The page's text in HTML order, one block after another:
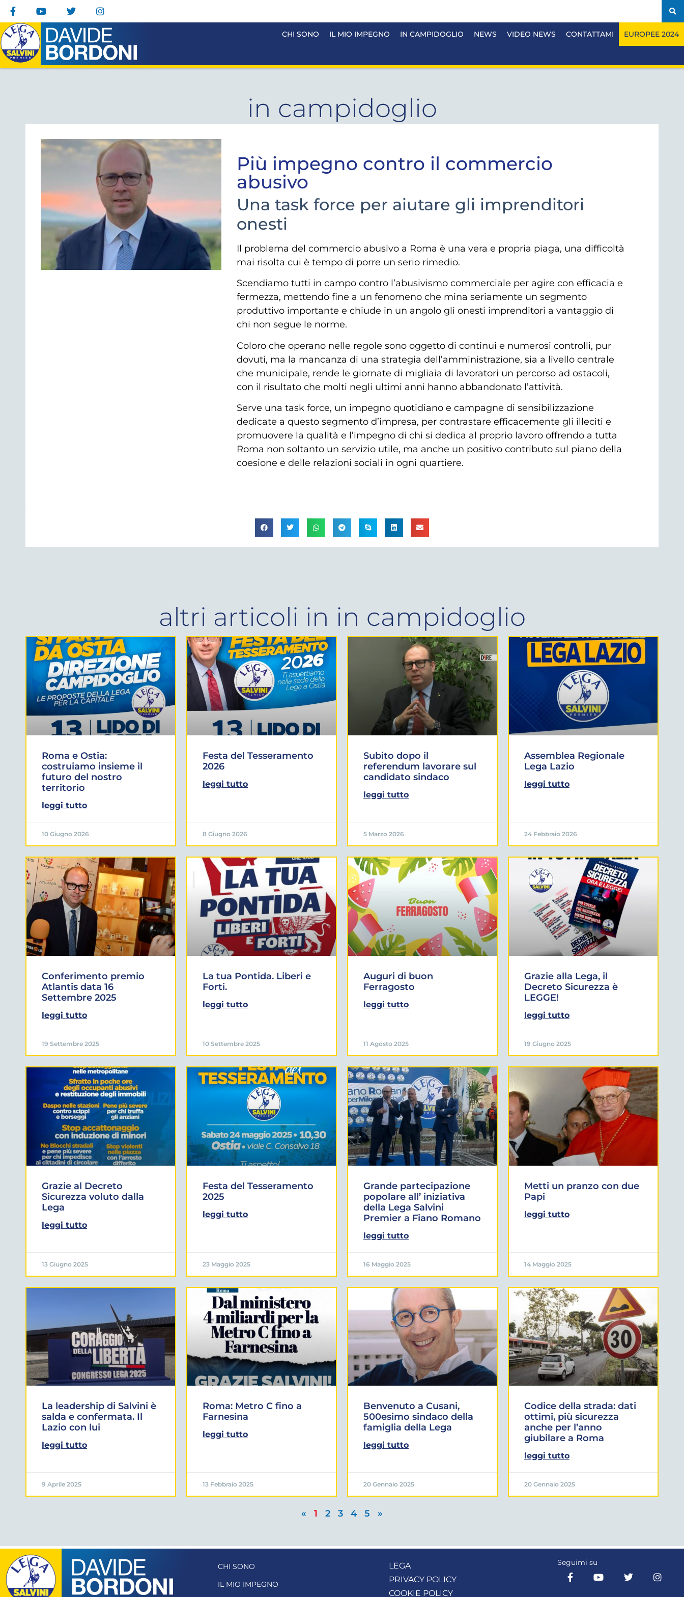
CHI SONO IL MIO IMPEGNO IN CAMPIDOGLIO NEWS VIDEO NEWS CONTATTAMI EUROPEE 2024
in campidoglio
Più impegno contro il commercio
abusivo
Una task force per aiutare gli imprenditori
onesti
Il problema del commercio abusivo a Roma è una vera e propria piaga, una difficoltà
mai risolta cui è tempo di porre un serio rimedio.
Scendiamo tutti in campo contro l’abusivismo commerciale per agire con efficacia e
fermezza, mettendo fine a un fenomeno che mina seriamente un segmento
produttivo importante e chiude in un angolo gli onesti imprenditori a vantaggio di
chi non segue le norme.
Coloro che operano nelle regole sono oggetto di continui e numerosi controlli, pur
dovuti, ma la mancanza di una strategia dell’amministrazione, sia a livello centrale
che municipale, rende le giornate di migliaia di lavoratori un percorso ad ostacoli,
con il risultato che molti negli ultimi anni hanno abbandonato l’attività.
Serve una task force, un impegno quotidiano e campagne di sensibilizzazione
dedicate a questo segmento d’impresa, per contrastare efficacemente gli illeciti e
promuovere la qualità e l’impegno di chi si dedica al proprio lavoro offrendo a tutta
Roma non soltanto un servizio utile, ma anche un positivo contributo sul piano della
coesione e delle relazioni sociali in ogni quartiere.
altri articoli in in campidoglio
Roma e Ostia:
costruiamo insieme il
futuro del nostro
territorio
leggi tutto
10 Giugno 2026
Festa del Tesseramento
2026
leggi tutto
8 Giugno 2026
Subito dopo il
referendum lavorare sul
candidato sindaco
leggi tutto
5 Marzo 2026
Assemblea Regionale
Lega Lazio
leggi tutto
24 Febbraio 2026
Conferimento premio
Atlantis data 16
Settembre 2025
leggi tutto
19 Settembre 2025
La tua Pontida. Liberi e
Forti.
leggi tutto
10 Settembre 2025
Auguri di buon
Ferragosto
leggi tutto
11 Agosto 2025
Grazie alla Lega, il
Decreto Sicurezza è
LEGGE!
leggi tutto
19 Giugno 2025
Grazie al Decreto
Sicurezza voluto dalla
Lega
leggi tutto
13 Giugno 2025
Festa del Tesseramento
2025
leggi tutto
23 Maggio 2025
Grande partecipazione
popolare all’ iniziativa
della Lega Salvini
Premier a Fiano Romano
leggi tutto
16 Maggio 2025
Metti un pranzo con due
Papi
leggi tutto
14 Maggio 2025
La leadership di Salvini è
salda e confermata. Il
Lazio con lui
leggi tutto
9 Aprile 2025
Roma: Metro C fino a
Farnesina
leggi tutto
13 Febbraio 2025
Benvenuto a Cusani,
500esimo sindaco della
famiglia della Lega
leggi tutto
20 Gennaio 2025
Codice della strada: dati
ottimi, più sicurezza
anche per l’anno
giubilare a Roma
leggi tutto
20 Gennaio 2025
« 1 2 3 4 5 »
CHI SONO
IL MIO IMPEGNO
LEGA
PRIVACY POLICY
COOKIE POLICY
Seguimi su